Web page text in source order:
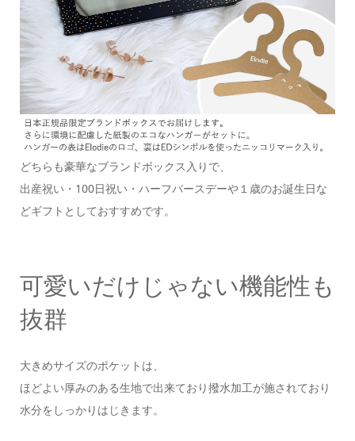
どちらも豪華なブランドボックス入りで、
出産祝い・100日祝い・ハーフバースデーや１歳のお誕生日な
どギフトとしておすすめです。
可愛いだけじゃない機能性も
抜群
大きめサイズのポケットは、
ほどよい厚みのある生地で出来ており撥水加工が施されており
水分をしっかりはじきます。